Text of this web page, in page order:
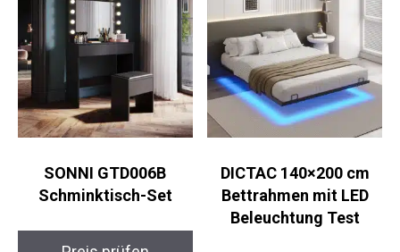
SONNI GTD006B
Schminktisch-Set
DICTAC 140×200 cm
Bettrahmen mit LED
Beleuchtung Test